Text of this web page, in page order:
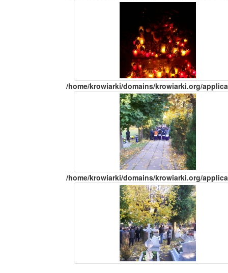
/home/krowiarki/domains/krowiarki.org/
/home/krowiarki/domains/krowiarki.org/